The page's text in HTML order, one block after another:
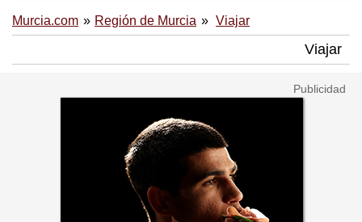
Murcia.com Región de Murcia Viajar
Viajar